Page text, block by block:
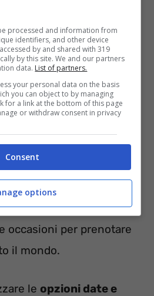
basta seguire i
In questo modo ci
occasioni per prenotare
il mondo.
le opzioni date e
processed and information from
identifiers, and other device
by and shared with 319
by this site. We and our partners
data. List of partners.
your personal data on the basis
you can object to by managing
for a link at the bottom of this page
or withdraw consent in privacy
Consent
options